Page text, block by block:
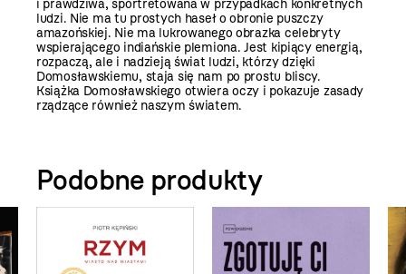
i prawdziwa, sportretowana w przypadkach konkretnych
ludzi. Nie ma tu prostych haseł o obronie puszczy
amazońskiej. Nie ma lukrowanego obrazka celebryty
wspierającego indiańskie plemiona. Jest kipiący energią,
rozpaczą, ale i nadzieją świat ludzi, którzy dzięki
Domosławskiemu, staja się nam po prostu bliscy.
Książka Domosławskiego otwiera oczy i pokazuje zasady
rządzące również naszym światem.
Podobne produkty